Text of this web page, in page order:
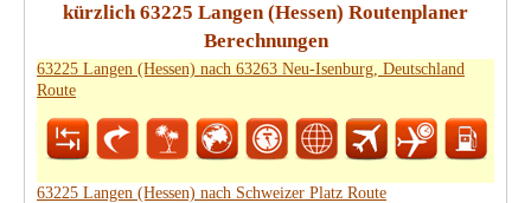
kürzlich 63225 Langen (Hessen) Routenplaner
Berechnungen
63225 Langen (Hessen) nach 63263 Neu-Isenburg, Deutschland
Route
63225 Langen (Hessen) nach Schweizer Platz Route